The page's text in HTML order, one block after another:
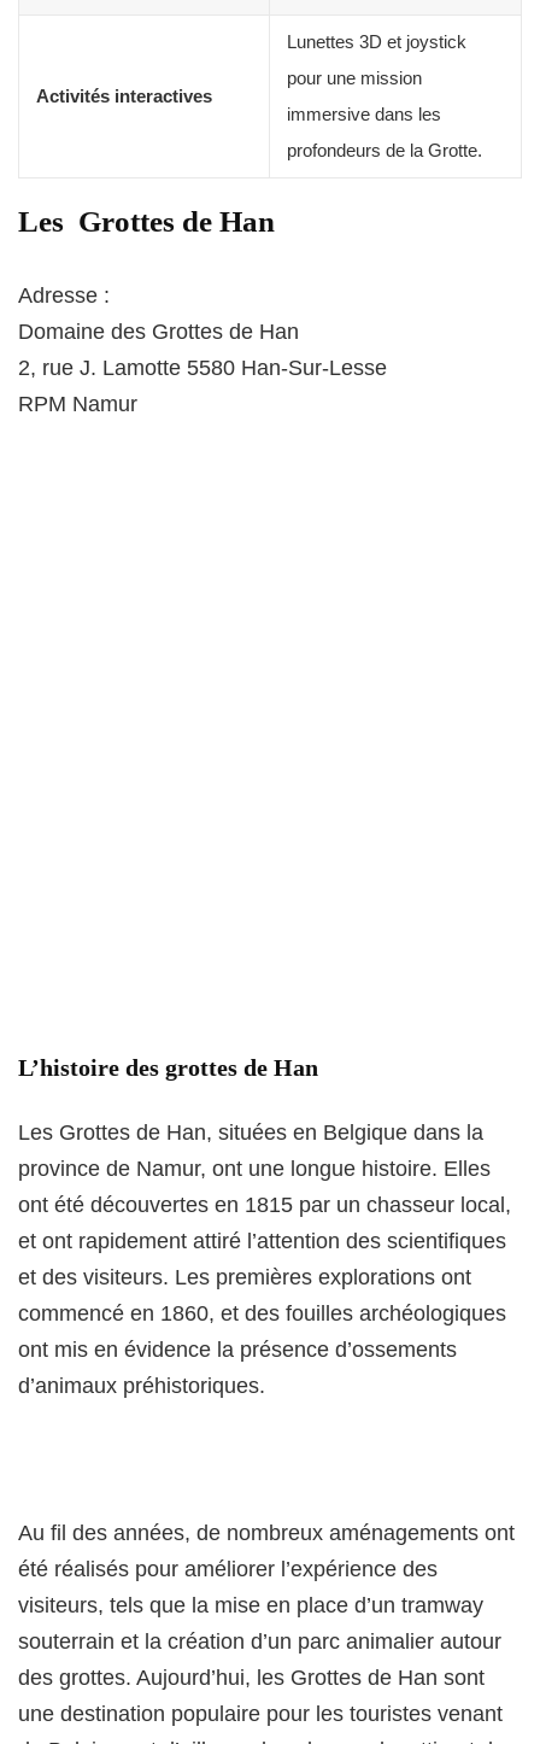
Activités interactives
Lunettes 3D et joystick
pour une mission
immersive dans les
profondeurs de la Grotte.
Les Grottes de Han
Adresse :
Domaine des Grottes de Han
2, rue J. Lamotte 5580 Han-Sur-Lesse
RPM Namur
L’histoire des grottes de Han
Les Grottes de Han, situées en Belgique dans la
province de Namur, ont une longue histoire. Elles
ont été découvertes en 1815 par un chasseur local,
et ont rapidement attiré l’attention des scientifiques
et des visiteurs. Les premières explorations ont
commencé en 1860, et des fouilles archéologiques
ont mis en évidence la présence d’ossements
d’animaux préhistoriques.
Au fil des années, de nombreux aménagements ont
été réalisés pour améliorer l’expérience des
visiteurs, tels que la mise en place d’un tramway
souterrain et la création d’un parc animalier autour
des grottes. Aujourd’hui, les Grottes de Han sont
une destination populaire pour les touristes venant